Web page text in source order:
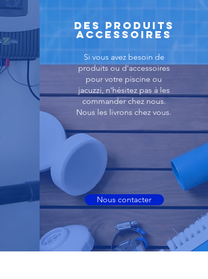
Des produits
accessoires
Si vous avez besoin de
produits ou d'accessoires
pour votre piscine ou
jacuzzi, n'hésitez pas à les
commander chez nous.
Nous les livrons chez vous.
Nous contacter